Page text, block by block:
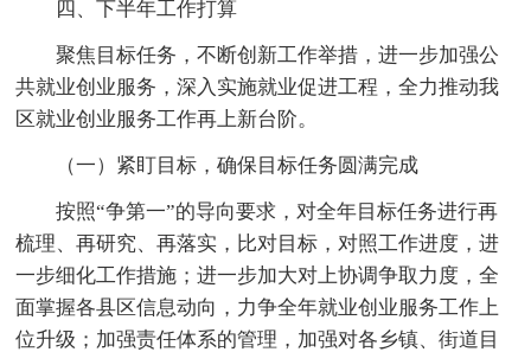
四、下半年工作打算
聚焦目标任务，不断创新工作举措，进一步加强公
共就业创业服务，深入实施就业促进工程，全力推动我
区就业创业服务工作再上新台阶。
（一）紧盯目标，确保目标任务圆满完成
按照“争第一”的导向要求，对全年目标任务进行再
梳理、再研究、再落实，比对目标，对照工作进度，进
一步细化工作措施；进一步加大对上协调争取力度，全
面掌握各县区信息动向，力争全年就业创业服务工作上
位升级；加强责任体系的管理，加强对各乡镇、街道目